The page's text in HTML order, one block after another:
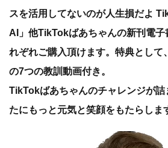
スを活用してないのが人生損だよ
AI」他TikTokばあちゃんの新刊電
れぞれご購入頂けます。特典とし
の7つの教訓動画付き。
TikTokばあちゃんのチャレンジが
たにもっと元気と笑顔をもたらしま